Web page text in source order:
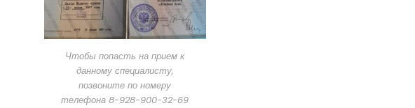
Чтобы попасть на прием к
данному специалисту,
позвоните по номеру
телефона 8-928-900-32-69